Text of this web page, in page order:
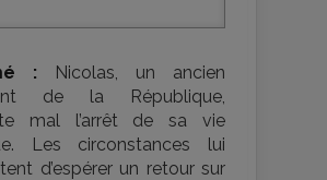
: Nicolas, un ancien
de la République,
mal l’arrêt de sa vie
Les circonstances lui
d’espérer un retour sur